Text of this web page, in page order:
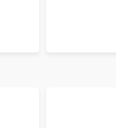
системы а